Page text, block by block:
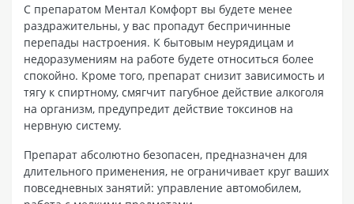
С препаратом Ментал Комфорт вы будете менее
раздражительны, у вас пропадут беспричинные
перепады настроения. К бытовым неурядицам и
недоразумениям на работе будете относиться более
спокойно. Кроме того, препарат снизит зависимость и
тягу к спиртному, смягчит пагубное действие алкоголя
на организм, предупредит действие токсинов на
нервную систему.
Препарат абсолютно безопасен, предназначен для
длительного применения, не ограничивает круг ваших
повседневных занятий: управление автомобилем,